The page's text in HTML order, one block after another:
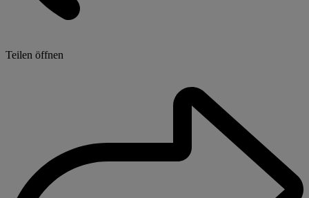
Teilen öffnen